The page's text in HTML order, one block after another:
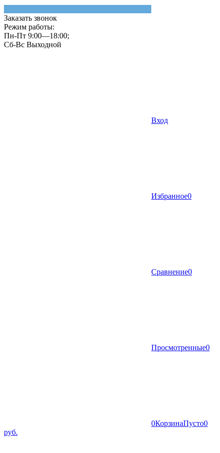
Заказать звонок
Режим работы:
Пн-Пт 9:00—18:00;
Сб-Вс Выходной
Вход
Избранное0
Сравнение0
Просмотренные0
0КорзинаПусто0
руб.